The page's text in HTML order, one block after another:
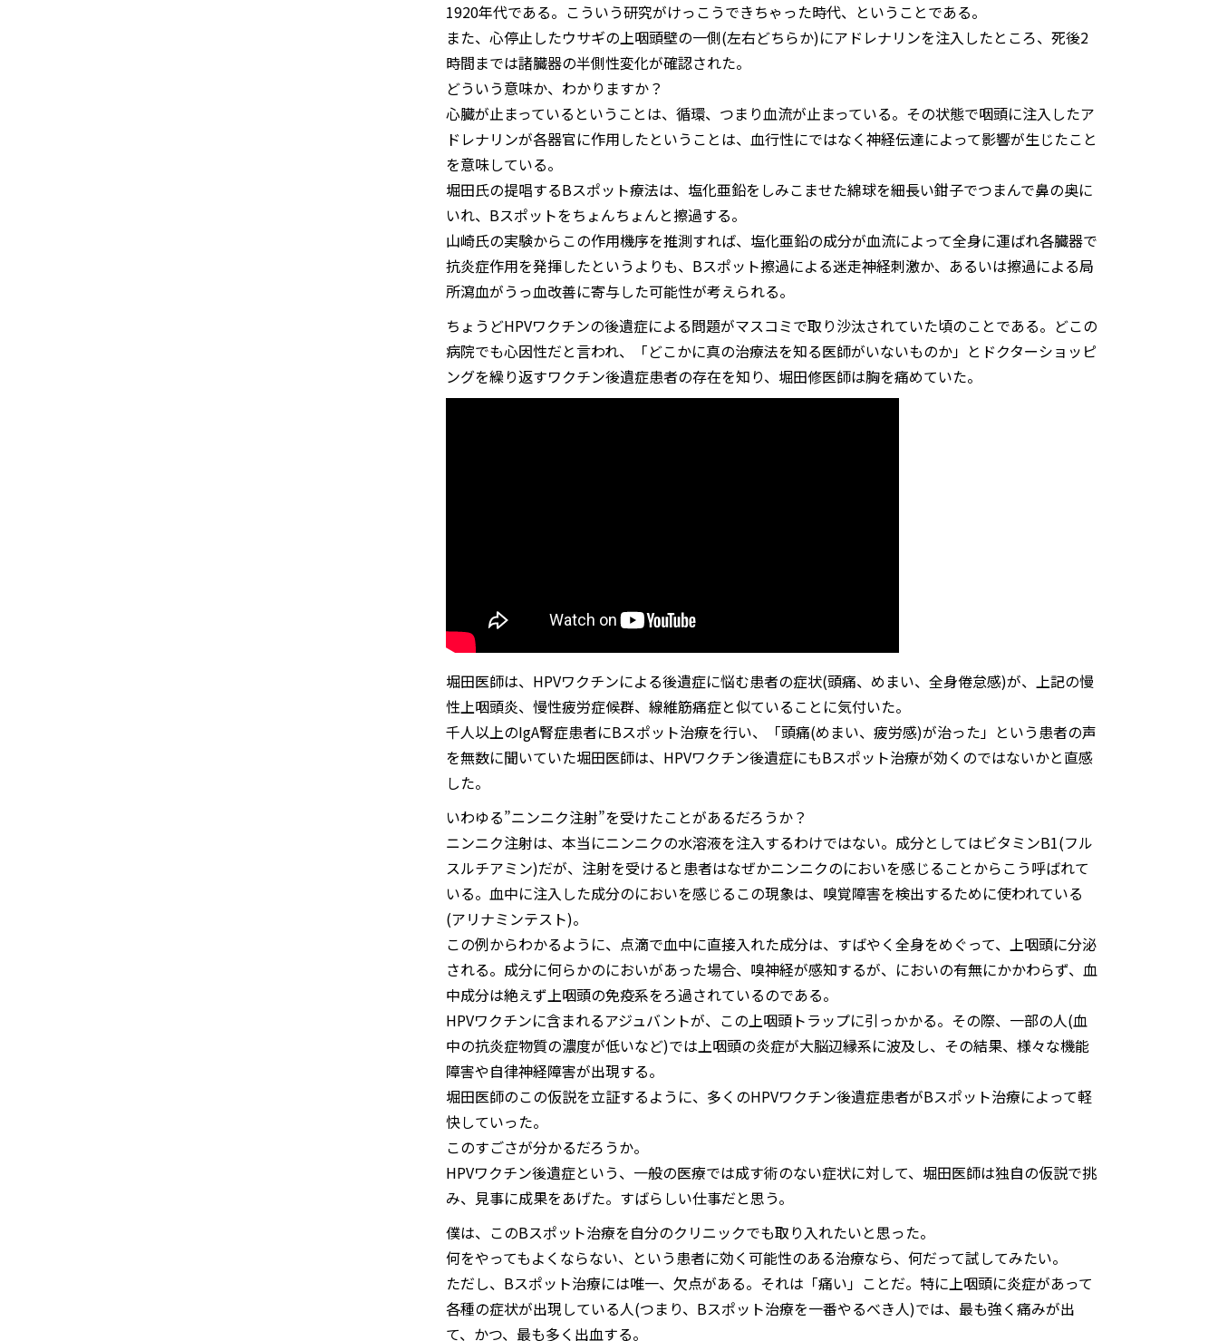
1920年代である。こういう研究がけっこうできちゃった時代、ということである。
また、心停止したウサギの上咽頭壁の一側(左右どちらか)にアドレナリンを注入したところ、死後2
時間までは諸臓器の半側性変化が確認された。
どういう意味か、わかりますか？
心臓が止まっているということは、循環、つまり血流が止まっている。その状態で咽頭に注入したア
ドレナリンが各器官に作用したということは、血行性にではなく神経伝達によって影響が生じたこと
を意味している。
堀田氏の提唱するBスポット療法は、塩化亜鉛をしみこませた綿球を細長い鉗子でつまんで鼻の奥に
いれ、Bスポットをちょんちょんと擦過する。
山崎氏の実験からこの作用機序を推測すれば、塩化亜鉛の成分が血流によって全身に運ばれ各臓器で
抗炎症作用を発揮したというよりも、Bスポット擦過による迷走神経刺激か、あるいは擦過による局
所瀉血がうっ血改善に寄与した可能性が考えられる。
ちょうどHPVワクチンの後遺症による問題がマスコミで取り沙汰されていた頃のことである。どこの
病院でも心因性だと言われ、「どこかに真の治療法を知る医師がいないものか」とドクターショッピ
ングを繰り返すワクチン後遺症患者の存在を知り、堀田修医師は胸を痛めていた。
堀田医師は、HPVワクチンによる後遺症に悩む患者の症状(頭痛、めまい、全身倦怠感)が、上記の慢
性上咽頭炎、慢性疲労症候群、線維筋痛症と似ていることに気付いた。
千人以上のIgA腎症患者にBスポット治療を行い、「頭痛(めまい、疲労感)が治った」という患者の声
を無数に聞いていた堀田医師は、HPVワクチン後遺症にもBスポット治療が効くのではないかと直感
した。
いわゆる”ニンニク注射”を受けたことがあるだろうか？
ニンニク注射は、本当にニンニクの水溶液を注入するわけではない。成分としてはビタミンB1(フル
スルチアミン)だが、注射を受けると患者はなぜかニンニクのにおいを感じることからこう呼ばれて
いる。血中に注入した成分のにおいを感じるこの現象は、嗅覚障害を検出するために使われている
(アリナミンテスト)。
この例からわかるように、点滴で血中に直接入れた成分は、すばやく全身をめぐって、上咽頭に分泌
される。成分に何らかのにおいがあった場合、嗅神経が感知するが、においの有無にかかわらず、血
中成分は絶えず上咽頭の免疫系をろ過されているのである。
HPVワクチンに含まれるアジュバントが、この上咽頭トラップに引っかかる。その際、一部の人(血
中の抗炎症物質の濃度が低いなど)では上咽頭の炎症が大脳辺縁系に波及し、その結果、様々な機能
障害や自律神経障害が出現する。
堀田医師のこの仮説を立証するように、多くのHPVワクチン後遺症患者がBスポット治療によって軽
快していった。
このすごさが分かるだろうか。
HPVワクチン後遺症という、一般の医療では成す術のない症状に対して、堀田医師は独自の仮説で挑
み、見事に成果をあげた。すばらしい仕事だと思う。
僕は、このBスポット治療を自分のクリニックでも取り入れたいと思った。
何をやってもよくならない、という患者に効く可能性のある治療なら、何だって試してみたい。
ただし、Bスポット治療には唯一、欠点がある。それは「痛い」ことだ。特に上咽頭に炎症があって
各種の症状が出現している人(つまり、Bスポット治療を一番やるべき人)では、最も強く痛みが出
て、かつ、最も多く出血する。